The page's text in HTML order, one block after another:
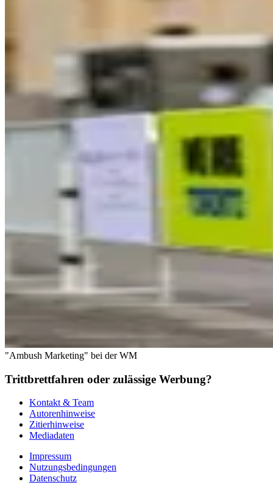
"Ambush Marketing" bei der WM
Trittbrettfahren oder zulässige Werbung?
Kontakt & Team
Autorenhinweise
Zitierhinweise
Mediadaten
Impressum
Nutzungsbedingungen
Datenschutz